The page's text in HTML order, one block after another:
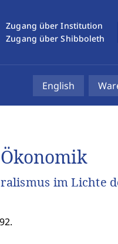
Zugang über Institution
Zugang über Shibboleth
English
im Lichte